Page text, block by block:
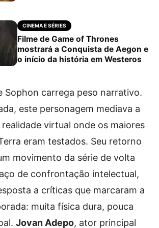
CINEMA E SÉRIES
Filme de Game of Thrones
mostrará a Conquista de Aegon e
o início da história em Westeros
Sophon carrega peso narrativo.
este personagem mediava a
realidade virtual onde os maiores
eram testados. Seu retorno
movimento da série de volta
de confrontação intelectual,
a críticas que marcaram a
muita física dura, pouca
Jovan Adepo, ator principal